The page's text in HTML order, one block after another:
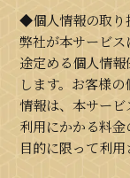
◆個人情報の取り
弊社が本サービ
途定める個人情
します。お客様
情報は、本サー
利用にかかる料
目的に限って利用